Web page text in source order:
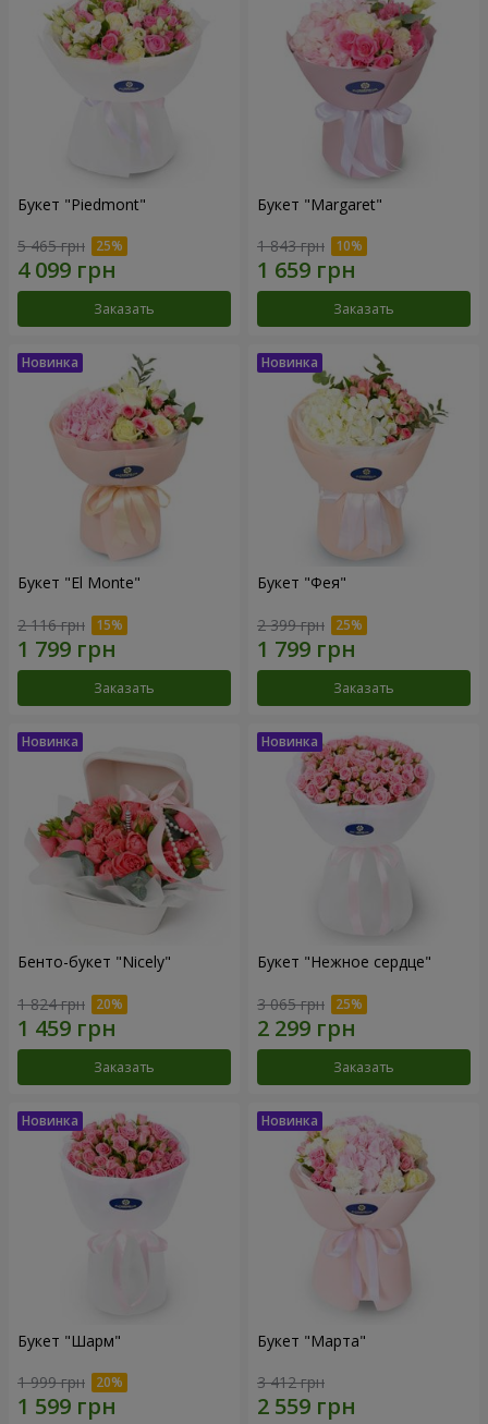
Букет "Piedmont"
5 465 грн
Заказать
Букет "Margaret"
1 843 грн
Заказать
Букет "El Monte"
2 116 грн
Заказать
Букет "Фея"
2 399 грн
Заказать
Бенто-букет "Nicely"
1 824 грн
Заказать
Букет "Нежное сердце"
3 065 грн
Заказать
Букет "Шарм"
1 999 грн
Букет "Марта"
3 412 грн